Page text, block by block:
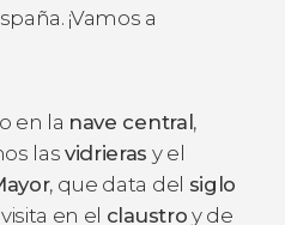
¡Vamos a
en la nave central,
lasvidrieras y el
, que data del siglo
en el claustro y de